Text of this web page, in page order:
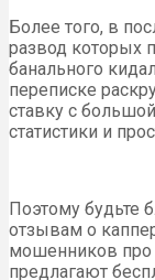
Более того, в
развод которых
банального
переписке
ставку с
статистики и
Поэтому будьте
отзывам о
мошенников
предлагают